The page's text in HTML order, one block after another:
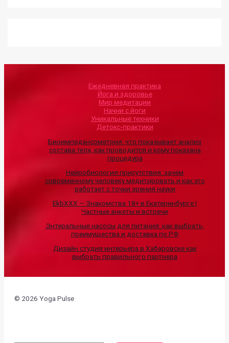
Ежедневная практика
Йога и здоровье
Мир медитации
Начни с йоги
Уникальные техники
Детокс-практики
Биоимпедансометрия: что показывает анализ
состава тела, как проводится и кому показана
процедура
Нейробиология присутствия: зачем
современному человеку медитировать и как это
работает с точки зрения науки
EkbXXX — Знакомства 18+ в Екатеринбурге |
Частные анкеты и встречи
Энтеральные насосы для питания: как выбрать,
преимущества и доставка по РФ
Дизайн студия интерьера в Хабаровске как
выбрать правильного партнера
© 2026 Yoga Pulse